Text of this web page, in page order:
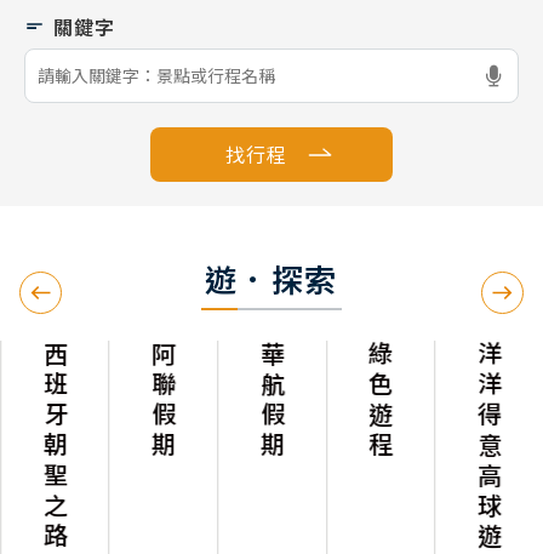
找行程
遊．探索
西班牙朝聖之路 阿聯假期 華航假期 綠色遊程 洋洋得意高球遊